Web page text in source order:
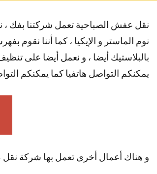
نقل عفش الصباحية تعمل شركتنا بفك ،
نوم الماستر و الإيكيا ، كما أننا نقوم
بالبلاستيك أيضا ، و نعمل أيضا على
يمكنكم التواصل هاتفيا كما يمكنكم
و هناك أعمال أخرى تعمل بها شركة